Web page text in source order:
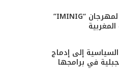
أكادير تحتضن الدورة الرابعة لمهرجان “IMINIG”
إلى إدماج
في برامجها